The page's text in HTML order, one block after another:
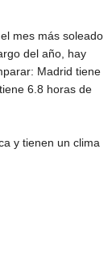
mes más soleado
del año, hay
Madrid tiene
6.8 horas de
y tienen un clima